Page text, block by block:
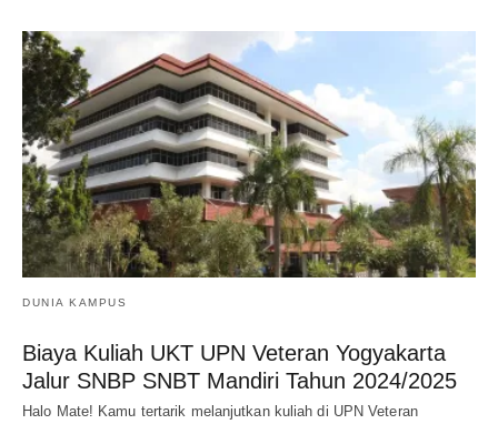
DUNIA KAMPUS
Biaya Kuliah UKT UPN Veteran Yogyakarta
Jalur SNBP SNBT Mandiri Tahun 2024/2025
Halo Mate! Kamu tertarik melanjutkan kuliah di UPN Veteran